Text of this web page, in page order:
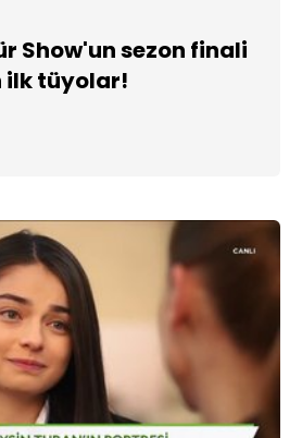
Show'un sezon finali
ilk tüyolar!